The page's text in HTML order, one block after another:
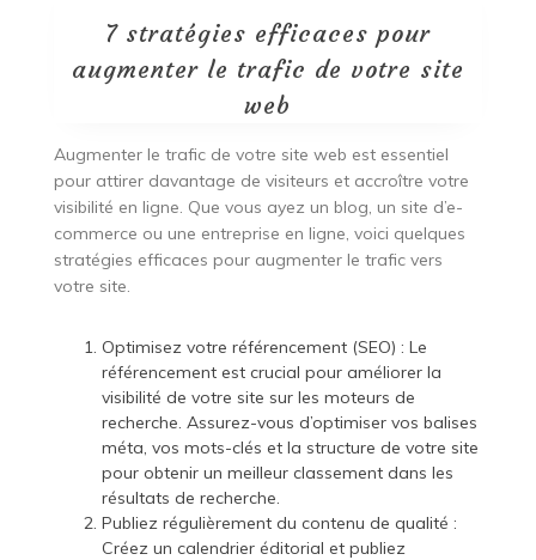
7 stratégies efficaces pour
augmenter le trafic de votre site
web
Augmenter le trafic de votre site web est essentiel
pour attirer davantage de visiteurs et accroître votre
visibilité en ligne. Que vous ayez un blog, un site d’e-
commerce ou une entreprise en ligne, voici quelques
stratégies efficaces pour augmenter le trafic vers
votre site.
Optimisez votre référencement (SEO) : Le
référencement est crucial pour améliorer la
visibilité de votre site sur les moteurs de
recherche. Assurez-vous d’optimiser vos balises
méta, vos mots-clés et la structure de votre site
pour obtenir un meilleur classement dans les
résultats de recherche.
Publiez régulièrement du contenu de qualité :
Créez un calendrier éditorial et publiez